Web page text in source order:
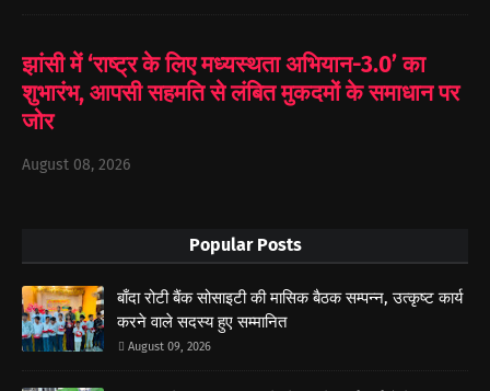
झांसी में ‘राष्ट्र के लिए मध्यस्थता अभियान-3.0’ का
शुभारंभ, आपसी सहमति से लंबित मुकदमों के समाधान पर
जोर
August 08, 2026
Popular Posts
बाँदा रोटी बैंक सोसाइटी की मासिक बैठक सम्पन्न, उत्कृष्ट कार्य
करने वाले सदस्य हुए सम्मानित
August 09, 2026